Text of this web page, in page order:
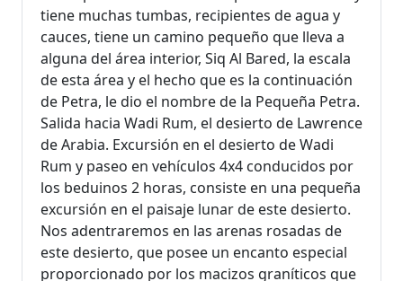
tiene muchas tumbas, recipientes de agua y
cauces, tiene un camino pequeño que lleva a
alguna del área interior, Siq Al Bared, la escala
de esta área y el hecho que es la continuación
de Petra, le dio el nombre de la Pequeña Petra.
Salida hacia Wadi Rum, el desierto de Lawrence
de Arabia. Excursión en el desierto de Wadi
Rum y paseo en vehículos 4x4 conducidos por
los beduinos 2 horas, consiste en una pequeña
excursión en el paisaje lunar de este desierto.
Nos adentraremos en las arenas rosadas de
este desierto, que posee un encanto especial
proporcionado por los macizos graníticos que